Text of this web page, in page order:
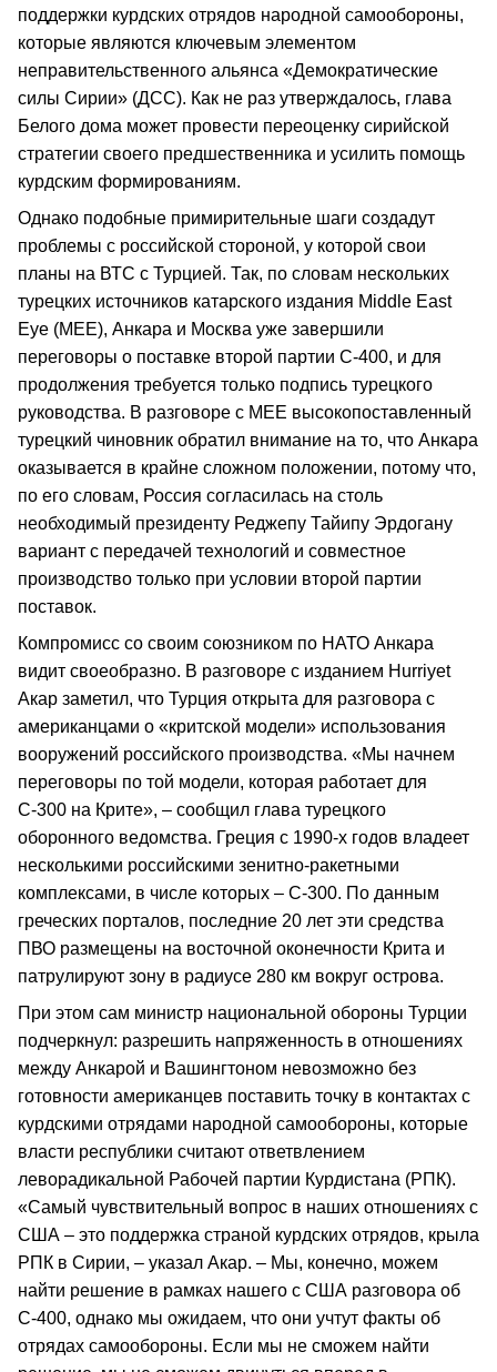
поддержки курдских отрядов народной самообороны,
которые являются ключевым элементом
неправительственного альянса «Демократические
силы Сирии» (ДСС). Как не раз утверждалось, глава
Белого дома может провести переоценку сирийской
стратегии своего предшественника и усилить помощь
курдским формированиям.
Однако подобные примирительные шаги создадут
проблемы с российской стороной, у которой свои
планы на ВТС с Турцией. Так, по словам нескольких
турецких источников катарского издания Middle East
Eye (MEE), Анкара и Москва уже завершили
переговоры о поставке второй партии С-400, и для
продолжения требуется только подпись турецкого
руководства. В разговоре с MEE высокопоставленный
турецкий чиновник обратил внимание на то, что Анкара
оказывается в крайне сложном положении, потому что,
по его словам, Россия согласилась на столь
необходимый президенту Реджепу Тайипу Эрдогану
вариант с передачей технологий и совместное
производство только при условии второй партии
поставок.
Компромисс со своим союзником по НАТО Анкара
видит своеобразно. В разговоре с изданием Hurriyet
Акар заметил, что Турция открыта для разговора с
американцами о «критской модели» использования
вооружений российского производства. «Мы начнем
переговоры по той модели, которая работает для
С-300 на Крите», – сообщил глава турецкого
оборонного ведомства. Греция с 1990-х годов владеет
несколькими российскими зенитно-ракетными
комплексами, в числе которых – С-300. По данным
греческих порталов, последние 20 лет эти средства
ПВО размещены на восточной оконечности Крита и
патрулируют зону в радиусе 280 км вокруг острова.
При этом сам министр национальной обороны Турции
подчеркнул: разрешить напряженность в отношениях
между Анкарой и Вашингтоном невозможно без
готовности американцев поставить точку в контактах с
курдскими отрядами народной самообороны, которые
власти республики считают ответвлением
леворадикальной Рабочей партии Курдистана (РПК).
«Самый чувствительный вопрос в наших отношениях с
США – это поддержка страной курдских отрядов, крыла
РПК в Сирии, – указал Акар. – Мы, конечно, можем
найти решение в рамках нашего с США разговора об
С-400, однако мы ожидаем, что они учтут факты об
отрядах самообороны. Если мы не сможем найти